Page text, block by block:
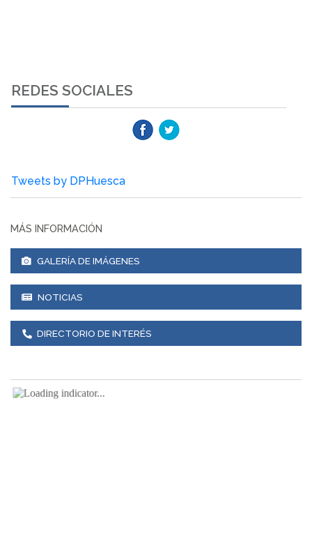
REDES SOCIALES
Tweets by DPHuesca
MÁS INFORMACIÓN
GALERÍA DE IMÁGENES
NOTICIAS
DIRECTORIO DE INTERÉS